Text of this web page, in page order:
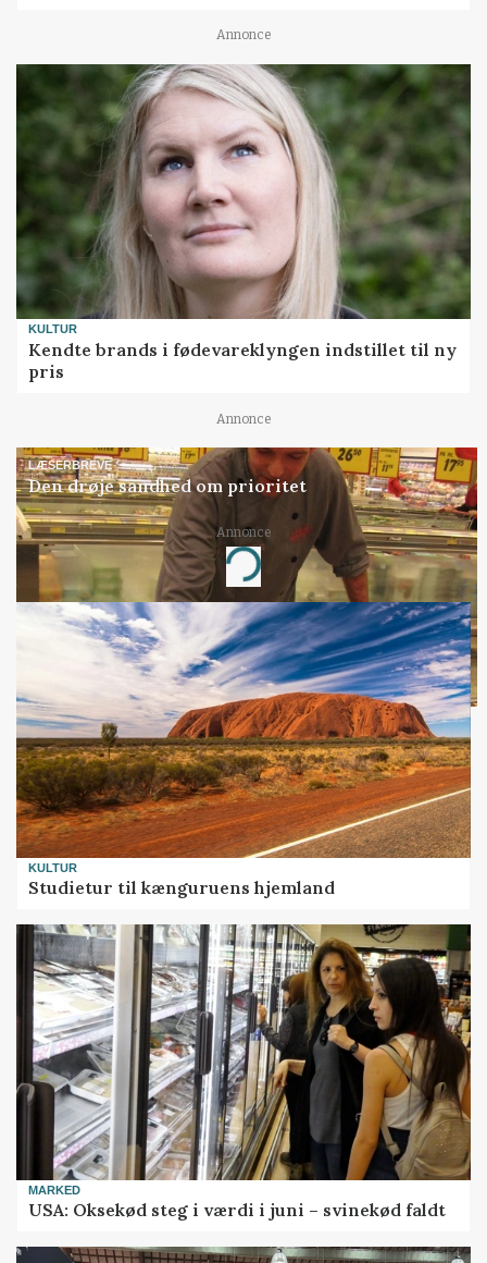
Annonce
KULTUR
Kendte brands i fødevareklyngen indstillet til ny
pris
Annonce
LÆSERBREVE
Den drøje sandhed om prioritet
Annonce
Loading...
KULTUR
Studietur til kænguruens hjemland
MARKED
USA: Oksekød steg i værdi i juni – svinekød faldt